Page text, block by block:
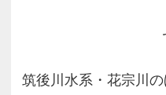
筑後川水系・花宗川